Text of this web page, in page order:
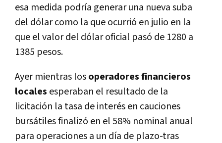
esa medida podría generar una nueva suba
del dólar como la que ocurrió en julio en la
que el valor del dólar oficial pasó de 1280 a
1385 pesos.
Ayer mientras losoperadores financieros
locales esperaban el resultado de la
licitación la tasa de interés en cauciones
bursátiles finalizó en el 58% nominal anual
para operaciones a un día de plazo-tras